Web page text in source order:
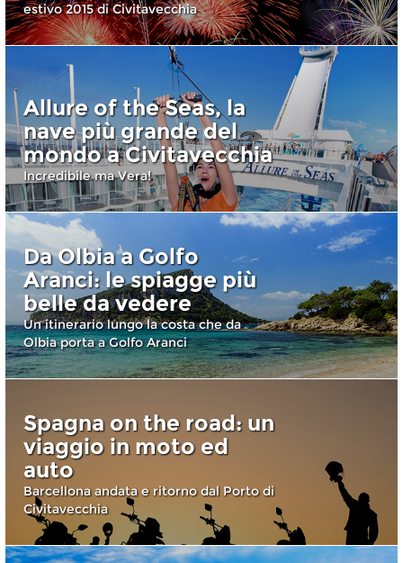
estivo 2015 di Civitavecchia
Allure of the Seas, la
nave più grande del
mondo a Civitavecchia
Incredibile ma Vera!
Da Olbia a Golfo
Aranci: le spiagge più
belle da vedere
Un itinerario lungo la costa che da
Olbia porta a Golfo Aranci
Spagna on the road: un
viaggio in moto ed
auto
Barcellona andata e ritorno dal Porto di
Civitavecchia